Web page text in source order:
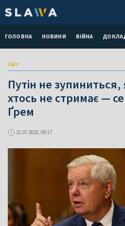
ГОЛОВНА НОВИНИ ВІЙНА
Світ
Путін не
хтось не стримає —
Ґрем
21.07.2025, 09:17